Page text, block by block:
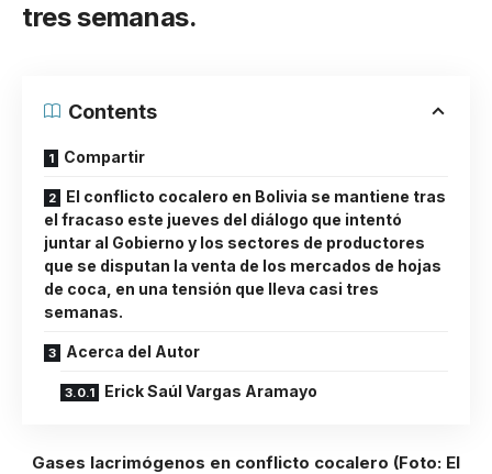
tres semanas.
Contents
Compartir
El conflicto cocalero en Bolivia se mantiene tras
el fracaso este jueves del diálogo que intentó
juntar al Gobierno y los sectores de productores
que se disputan la venta de los mercados de hojas
de coca, en una tensión que lleva casi tres
semanas.
Acerca del Autor
Erick Saúl Vargas Aramayo
Gases lacrimógenos en conflicto cocalero (Foto: El